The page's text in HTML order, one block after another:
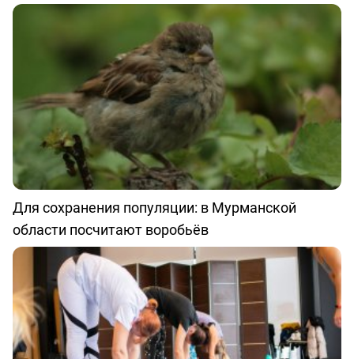
Для сохранения популяции: в Мурманской
области посчитают воробьёв